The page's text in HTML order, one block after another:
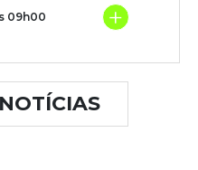
09h00 +